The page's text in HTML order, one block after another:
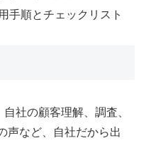
手順とチェックリスト
社の顧客理解、調査、
声など、自社だから出